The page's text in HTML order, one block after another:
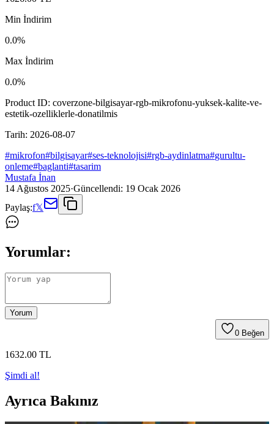
Min İndirim
0.0%
Max İndirim
0.0%
Product ID: coverzone-bilgisayar-rgb-mikrofonu-yuksek-kalite-ve-
estetik-ozelliklerle-donatilmis
Tarih: 2026-08-07
#mikrofon#bilgisayar#ses-teknolojisi#rgb-aydinlatma#gurultu-
onleme#baglanti#tasarim
Mustafa İnan
14 Ağustos 2025·Güncellendi: 19 Ocak 2026
Paylaş:f𝕏
Yorumlar:
Yorum
0 Beğen
1632.00 TL
Şimdi al!
Ayrıca Bakınız